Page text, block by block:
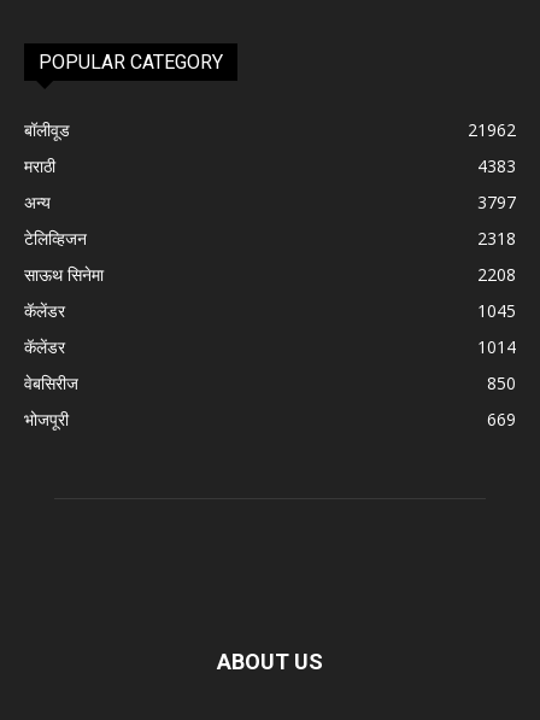
POPULAR CATEGORY
बॉलीवूड
21962
मराठी
4383
अन्य
3797
टेलिव्हिजन
2318
साऊथ सिनेमा
2208
कॅलेंडर
1045
कॅलेंडर
1014
वेबसिरीज
850
भोजपूरी
669
ABOUT US